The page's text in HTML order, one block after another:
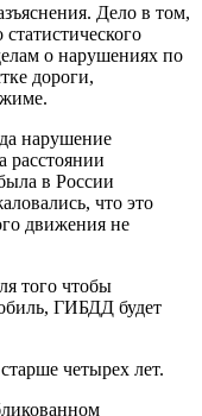
Дело в том,
о нарушениях по
дороги,
нарушение
расстоянии
в России
что это
движения не
того чтобы
ГИБДД будет
четырех лет.